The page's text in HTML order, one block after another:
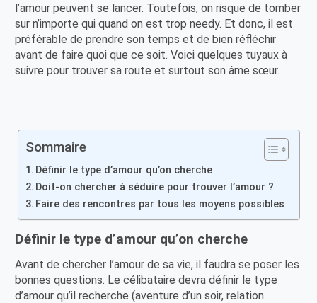
l’amour peuvent se lancer. Toutefois, on risque de tomber
sur n’importe qui quand on est trop needy. Et donc, il est
préférable de prendre son temps et de bien réfléchir
avant de faire quoi que ce soit. Voici quelques tuyaux à
suivre pour trouver sa route et surtout son âme sœur.
Sommaire
Définir le type d’amour qu’on cherche
Doit-on chercher à séduire pour trouver l’amour ?
Faire des rencontres par tous les moyens possibles
Définir le type d’amour qu’on cherche
Avant de chercher l’amour de sa vie, il faudra se poser les
bonnes questions. Le célibataire devra définir le type
d’amour qu’il recherche (aventure d’un soir, relation